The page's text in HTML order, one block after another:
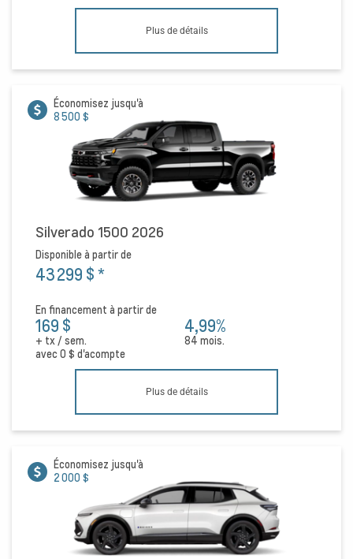
Plus de détails
Économisez jusqu'à
8 500 $
Silverado 1500 2026
Disponible à partir de
43 299 $*
En financement à partir de
169 $
+ tx / sem.
4,99%
84 mois.
avec0 $ d'acompte
Plus de détails
Économisez jusqu'à
2 000 $